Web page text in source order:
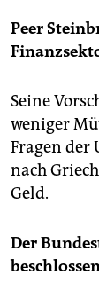
Peer
Seine
weniger
Fragen der
nach
Geld.
Der